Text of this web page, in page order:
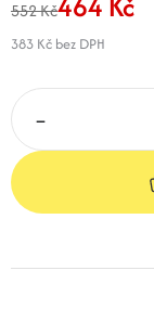
552 Kč
383 Kč bez DPH
–